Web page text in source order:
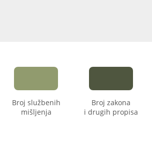
Broj službenih
mišljenja
Broj zakona
i drugih propisa